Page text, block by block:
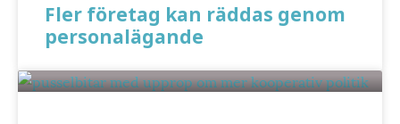
Fler företag kan räddas genom
personalägande